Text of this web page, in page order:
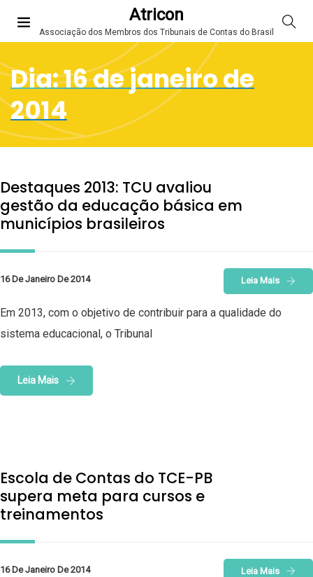
Atricon
Associação dos Membros dos Tribunais de Contas do Brasil
Dia:16 de janeiro de
2014
Destaques 2013: TCU avaliou
gestão da educação básica em
municípios brasileiros
16 De Janeiro De 2014 Leia Mais
Em 2013, com o objetivo de contribuir para a qualidade do
sistema educacional, o Tribunal
Leia Mais
Escola de Contas do TCE-PB
supera meta para cursos e
treinamentos
16 De Janeiro De 2014 Leia Mais